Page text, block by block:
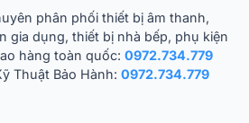
phân phối thiết bị âm thanh,
gia dụng, thiết bị nhà bếp, phụ kiện
hàng toàn quốc: 0972.734.779
Thuật Bảo Hành: 0972.734.779